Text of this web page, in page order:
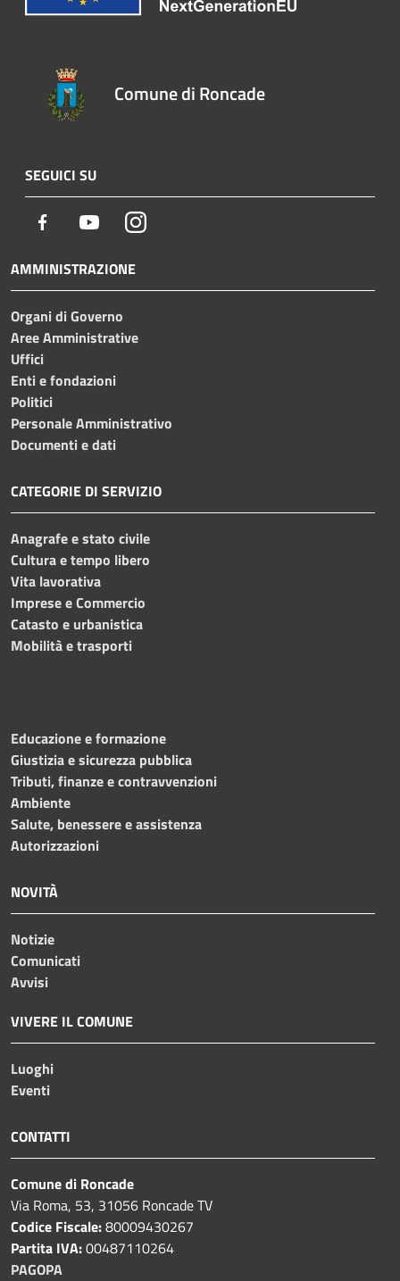
Comune di Roncade
SEGUICI SU
Facebook YoutubeInstagram
AMMINISTRAZIONE
Organi di Governo
Aree Amministrative
Uffici
Enti e fondazioni
Politici
Personale Amministrativo
Documenti e dati
CATEGORIE DI SERVIZIO
Anagrafe e stato civile
Cultura e tempo libero
Vita lavorativa
Imprese e Commercio
Catasto e urbanistica
Mobilità e trasporti
Educazione e formazione
Giustizia e sicurezza pubblica
Tributi, finanze e contravvenzioni
Ambiente
Salute, benessere e assistenza
Autorizzazioni
NOVITÀ
Notizie
Comunicati
Avvisi
VIVERE IL COMUNE
Luoghi
Eventi
CONTATTI
Comune di Roncade
Via Roma, 53, 31056 Roncade TV
Codice Fiscale:80009430267
Partita IVA:00487110264
PAGOPA